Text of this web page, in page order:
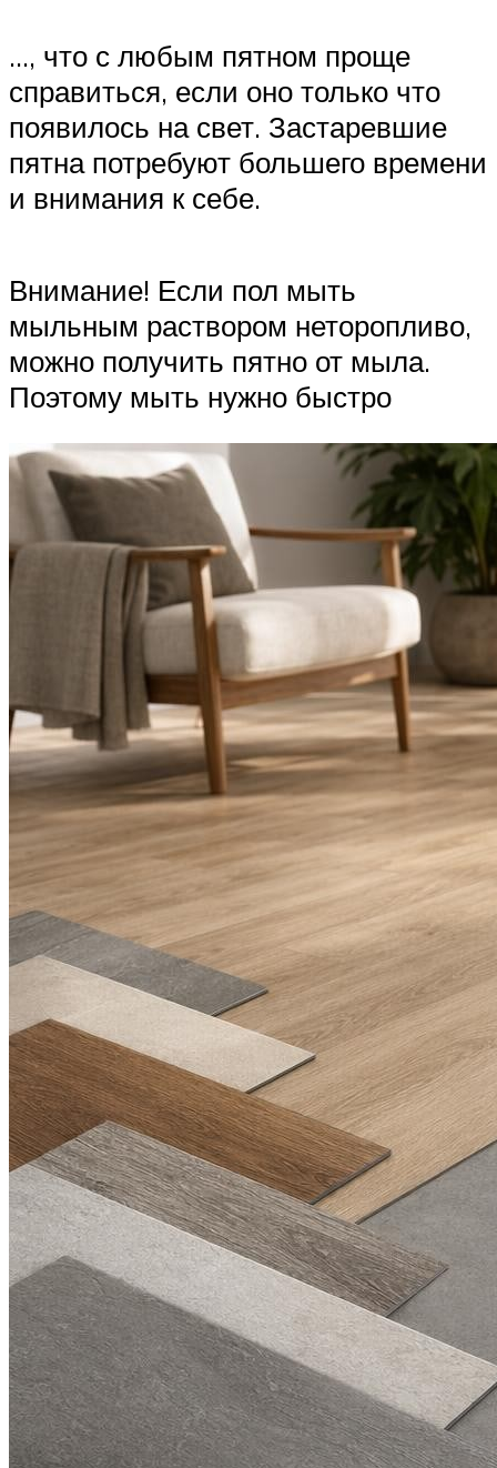
…, что с любым пятном проще
справиться, если оно только что
появилось на свет. Застаревшие
пятна потребуют большего времени
и внимания к себе.
Внимание! Если пол мыть
мыльным раствором неторопливо,
можно получить пятно от мыла.
Поэтому мыть нужно быстро